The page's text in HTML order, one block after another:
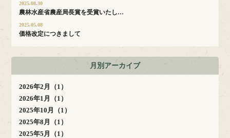
2025.08.30
農林水産省農産局長賞を受賞いたし…
2025.05.08
価格改定につきまして
月別アーカイブ
2026年2月（1）
2026年1月（1）
2025年10月（1）
2025年8月（1）
2025年5月（1）